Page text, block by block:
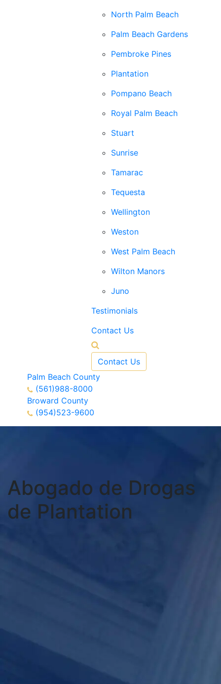
North Palm Beach
Palm Beach Gardens
Pembroke Pines
Plantation
Pompano Beach
Royal Palm Beach
Stuart
Sunrise
Tamarac
Tequesta
Wellington
Weston
West Palm Beach
Wilton Manors
Juno
Testimonials
Contact Us
Contact Us
Palm Beach County
(561)988-8000
Broward County
(954)523-9600
Abogado de Drogas
de Plantation